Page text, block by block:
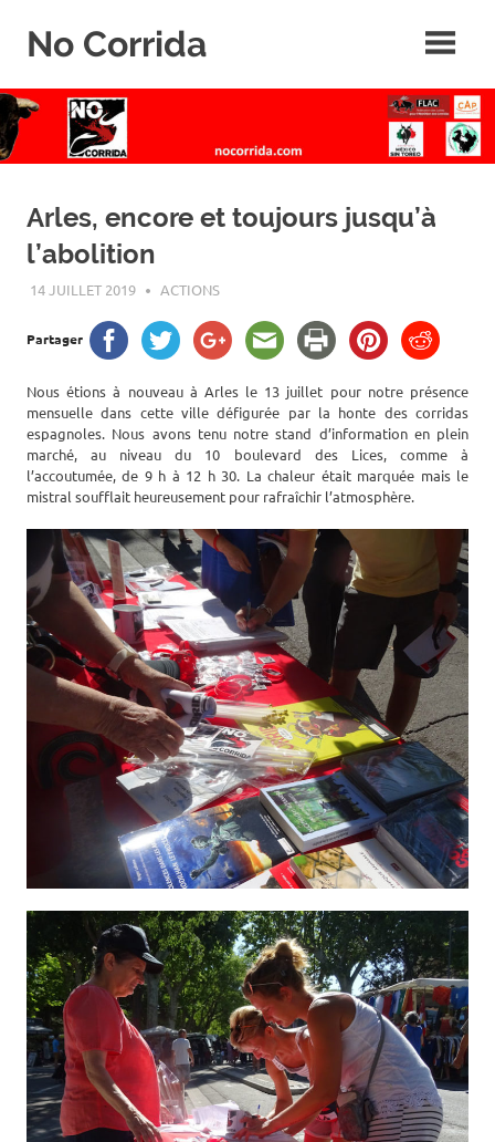
No Corrida
de
la
corrida
Arles, encore et toujours jusqu’à
l’abolition
14 JUILLET 2019 ROGER LAHANA
ACTIONS
Partager
Nous étions à nouveau à Arles le 13 juillet pour notre présence
mensuelle dans cette ville défigurée par la honte des corridas
espagnoles. Nous avons tenu notre stand d’information en plein
marché, au niveau du 10 boulevard des Lices, comme à
l’accoutumée, de 9 h à 12 h 30. La chaleur était marquée mais le
mistral soufflait heureusement pour rafraîchir l’atmosphère.